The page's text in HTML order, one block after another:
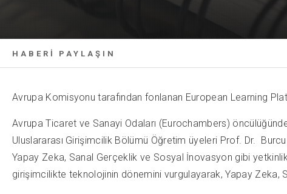
HABERİ PAYLAŞIN
Avrupa Komisyonu tarafından fonlanan European Learning
Avrupa Ticaret ve Sanayi Odaları (Eurochambers)
Uluslararası Girişimcilik Bölümü Öğretim üyeleri Prof. Dr.
Yapay Zeka, Sanal Gerçeklik ve Sosyal İnovasyon gibi
girişimcilikte teknolojinin dönemini vurgulayarak, Yapay Zeka,